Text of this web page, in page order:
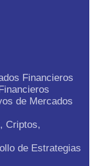
Financieros
de Mercados
Criptos,
de Estrategias